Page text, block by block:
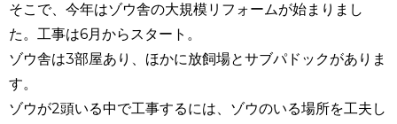
そこで、今年はゾウ舎の大規模リフォームが始まりまし
た。工事は6月からスタート。
ゾウ舎は3部屋あり、ほかに放飼場とサブパドックがありま
す。
ゾウが2頭いる中で工事するには、ゾウのいる場所を工夫し